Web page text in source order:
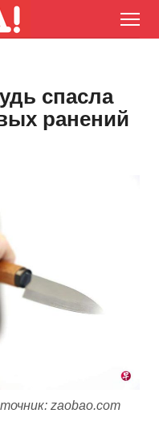
спасла
ранений
zaobao.com